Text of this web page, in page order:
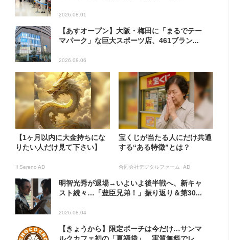
2026.08.01
【あすオープン】大阪・梅田に「まるでテー
マパーク」な巨大スポーツ店、461ブラン...
2026.08.06
【1ヶ月以内に大金持ちにな
りたい人だけ見て下さい】
Il Sereno AD
宝くじが当たる人にだけ共通
する“ある特徴”とは？
合同会社デジタルファーム AD
明智光秀が退場→いよいよ後半戦へ、新キャ
スト続々…「豊臣兄弟！」振り返り＆第30...
2026.08.04
【きょうから】限定ポーチは今だけ…サンマ